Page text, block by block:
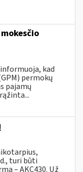
kad
permokų
pajamų
turi būti
– AKC430. Už